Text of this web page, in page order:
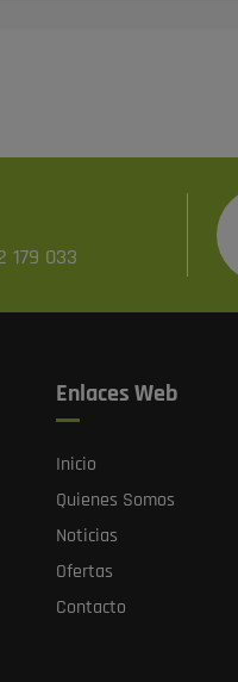
179 033
Enlaces Web
Inicio
Quienes Somos
Noticias
Ofertas
Contacto